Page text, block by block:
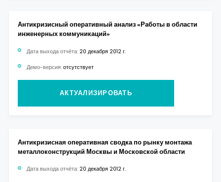
Антикризисный оперативный анализ «Работы в области
инженерных коммуникаций»
Дата выхода отчёта: 20 декабря 2012 г.
Демо-версия: отсутствует
АКТУАЛИЗИРОВАТЬ
Антикризисная оперативная сводка по рынку монтажа
металлоконструкций Москвы и Московской области
Дата выхода отчёта: 20 декабря 2012 г.